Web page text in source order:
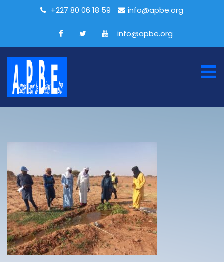
+227 80 06 18 59 info@apbe.org
info@apbe.org